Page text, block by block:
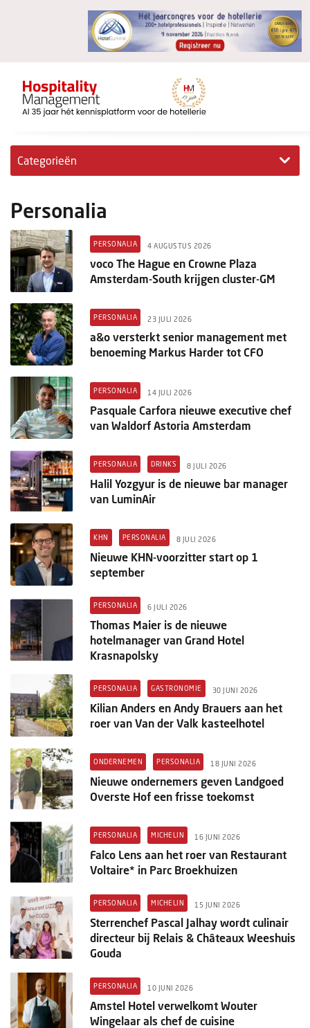
Categorieën
Hotelovernames
HM+
Jong & Ambitieus
Columns
Michelin
Nieuwe hotels
Personalia
HotelSummit
Personalia
PERSONALIA 4 AUGUSTUS 2026
voco The Hague en Crowne Plaza
Amsterdam-South krijgen cluster-GM
PERSONALIA 23 JULI 2026
a&o versterkt senior management met
benoeming Markus Harder tot CFO
PERSONALIA 14 JULI 2026
Pasquale Carfora nieuwe executive chef
van Waldorf Astoria Amsterdam
PERSONALIA DRINKS 8 JULI 2026
Halil Yozgyur is de nieuwe bar manager
van LuminAir
KHN PERSONALIA 8 JULI 2026
Nieuwe KHN-voorzitter start op 1
september
PERSONALIA 6 JULI 2026
Thomas Maier is de nieuwe
hotelmanager van Grand Hotel
Krasnapolsky
PERSONALIA GASTRONOMIE 30 JUNI 2026
Kilian Anders en Andy Brauers aan het
roer van Van der Valk kasteelhotel
ONDERNEMEN PERSONALIA 18 JUNI 2026
Nieuwe ondernemers geven Landgoed
Overste Hof een frisse toekomst
PERSONALIA MICHELIN 16 JUNI 2026
Falco Lens aan het roer van Restaurant
Voltaire* in Parc Broekhuizen
PERSONALIA MICHELIN 15 JUNI 2026
Sterrenchef Pascal Jalhay wordt culinair
directeur bij Relais & Châteaux Weeshuis
Gouda
PERSONALIA 10 JUNI 2026
Amstel Hotel verwelkomt Wouter
Wingelaar als chef de cuisine